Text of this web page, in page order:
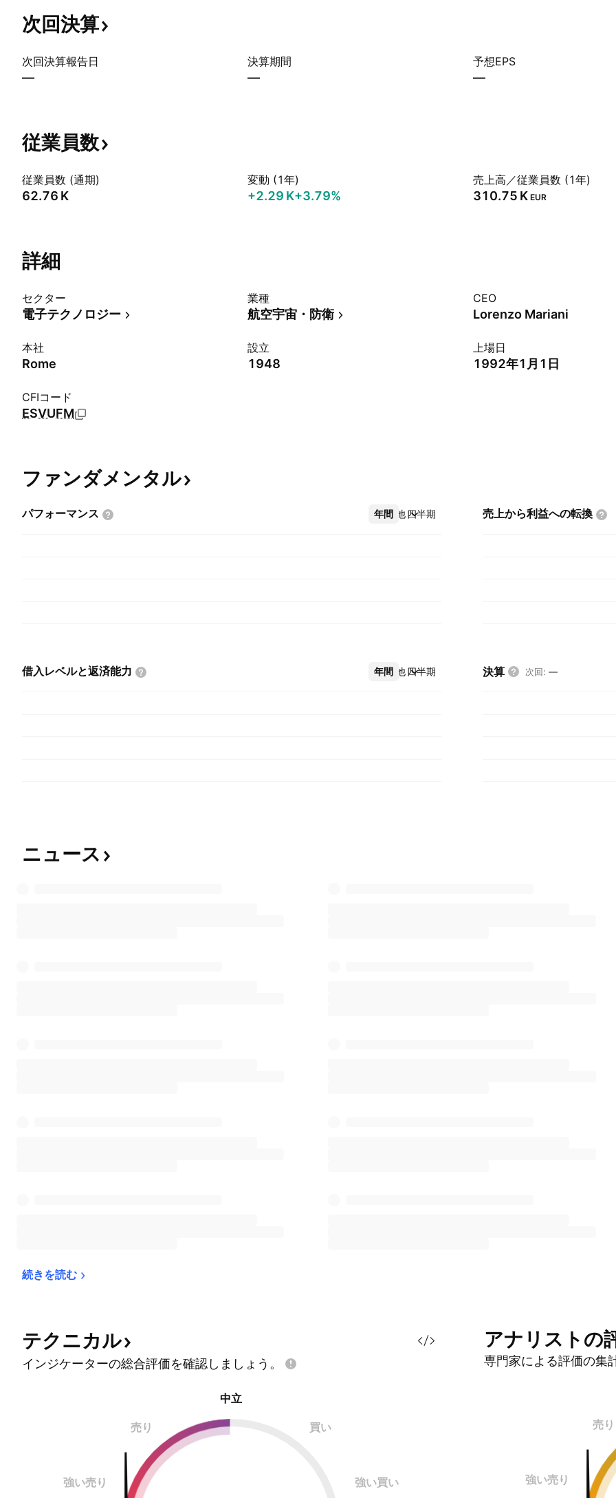
次回決算
次回決算報告日
—
決算期間
—
予想EPS
—
従業員数
従業員数 (通期)
‪62.76 K‬
変動 (1年)
‪+2.29 K‬+3.79%
売上高／従業員数 (1年)
‪310.75 K‬ EUR
詳細
セクター
電子テクノロジー
業種
航空宇宙・防衛
CEO
Lorenzo Mariani
本社
Rome
設立
1948
上場日
1992年1月1日
CFIコード
ESVUFM
ファンダメンタル
パフォーマンス 年間 四半期
その他 売上から利益への転換
借入レベルと返済能力 年間 四半期
その他 決算 次回: —
ニュース
続きを読む
テクニカル
インジケーターの総合評価を確認しましょう。
中立
売り 買い
強い売り 強い買い
アナリストの
専門家による評価の集
売り
強い売り